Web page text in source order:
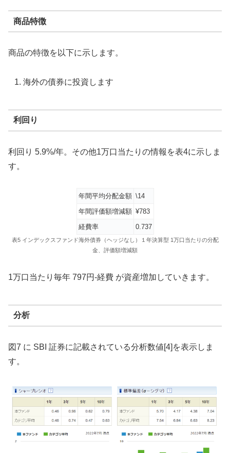
商品特徴
商品の特徴を以下に示します。
海外の債券に投資します
利回り
利回り 5.9%/年。その他1万口当たりの情報を表4に示しま
す。
年間平均分配金額 \14
年間評価額増減額 ¥783
経費率
0.737
表5 インデックスファンド海外債券（ヘッジなし）１年決算型 1万口当たりの分配
金、評価額増減額
1万口当たり毎年 797円-経費 が資産増加していきます。
分析
図7 に SBI 証券に記載されている分析数値[4]を表示しま
す。